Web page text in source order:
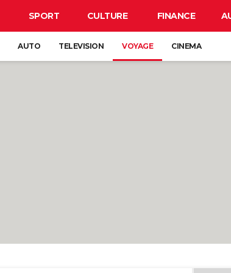
SPORT CULTURE FINANCE
AUTO TELEVISION VOYAGE CINEMA